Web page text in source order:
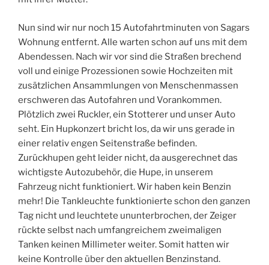
Nun sind wir nur noch 15 Autofahrtminuten von Sagars
Wohnung entfernt. Alle warten schon auf uns mit dem
Abendessen. Nach wir vor sind die Straßen brechend
voll und einige Prozessionen sowie Hochzeiten mit
zusätzlichen Ansammlungen von Menschenmassen
erschweren das Autofahren und Vorankommen.
Plötzlich zwei Ruckler, ein Stotterer und unser Auto
seht. Ein Hupkonzert bricht los, da wir uns gerade in
einer relativ engen Seitenstraße befinden.
Zurückhupen geht leider nicht, da ausgerechnet das
wichtigste Autozubehör, die Hupe, in unserem
Fahrzeug nicht funktioniert. Wir haben kein Benzin
mehr! Die Tankleuchte funktionierte schon den ganzen
Tag nicht und leuchtete ununterbrochen, der Zeiger
rückte selbst nach umfangreichem zweimaligen
Tanken keinen Millimeter weiter. Somit hatten wir
keine Kontrolle über den aktuellen Benzinstand.